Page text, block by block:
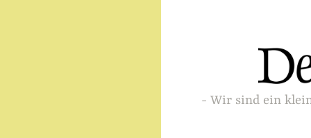
Wir sind ein